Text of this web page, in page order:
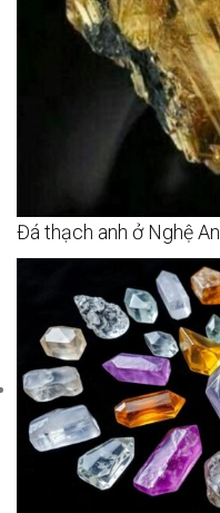
Đá thạch anh ở Nghệ